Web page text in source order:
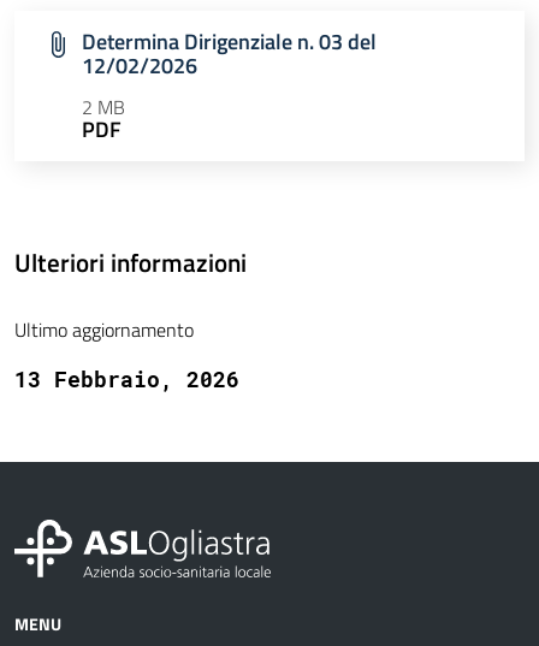
Determina Dirigenziale n. 03 del
12/02/2026
2 MB
PDF
Ulteriori informazioni
Ultimo aggiornamento
13 Febbraio, 2026
MENU